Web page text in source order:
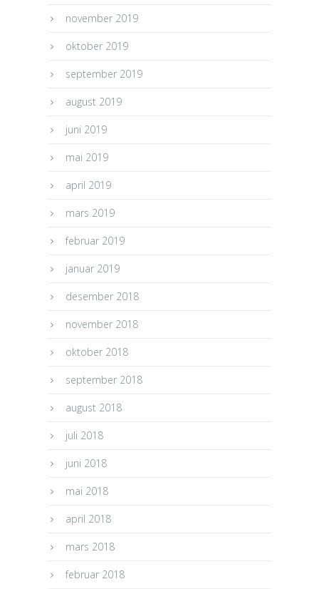
november 2019
oktober 2019
september 2019
august 2019
juni 2019
mai 2019
april 2019
mars 2019
februar 2019
januar 2019
desember 2018
november 2018
oktober 2018
september 2018
august 2018
juli 2018
juni 2018
mai 2018
april 2018
mars 2018
februar 2018